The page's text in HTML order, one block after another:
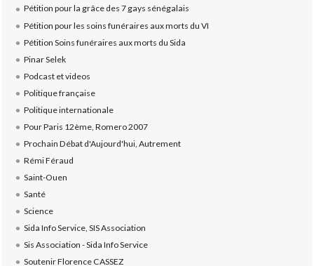
Pétition pour la grâce des 7 gays sénégalais
Pétition pour les soins funéraires aux morts du VI
Pétition Soins funéraires aux morts du Sida
Pinar Selek
Podcast et videos
Politique française
Politique internationale
Pour Paris 12ème, Romero 2007
Prochain Débat d'Aujourd'hui, Autrement
Rémi Féraud
Saint-Ouen
Santé
Science
Sida Info Service, SIS Association
Sis Association - Sida Info Service
Soutenir Florence CASSEZ